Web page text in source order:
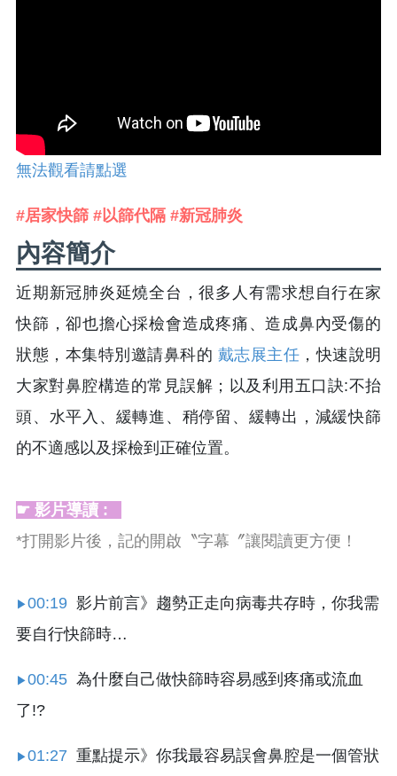
無法觀看請點選
#居家快篩 #以篩代隔 #新冠肺炎
內容簡介
近期新冠肺炎延燒全台，很多人有需求想自行在家
快篩，卻也擔心採檢會造成疼痛、造成鼻內受傷的
狀態，本集特別邀請鼻科的 戴志展主任 ，快速說明
大家對鼻腔構造的常見誤解；以及利用五口訣:不抬
頭、水平入、緩轉進、稍停留、緩轉出，減緩快篩
的不適感以及採檢到正確位置。
☛ 影片導讀 :
*打開影片後，記的開啟〝字幕〞讓閱讀更方便！
▶00:19 影片前言》趨勢正走向病毒共存時，你我需
要自行快篩時…
▶00:45 為什麼自己做快篩時容易感到疼痛或流血
了!?
▶01:27 重點提示》你我最容易誤會鼻腔是一個管狀